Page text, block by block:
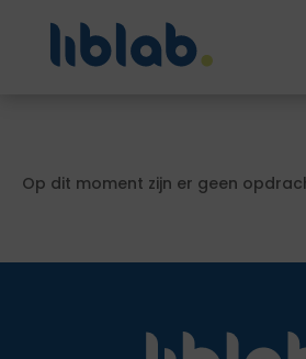
Op dit moment zijn er geen